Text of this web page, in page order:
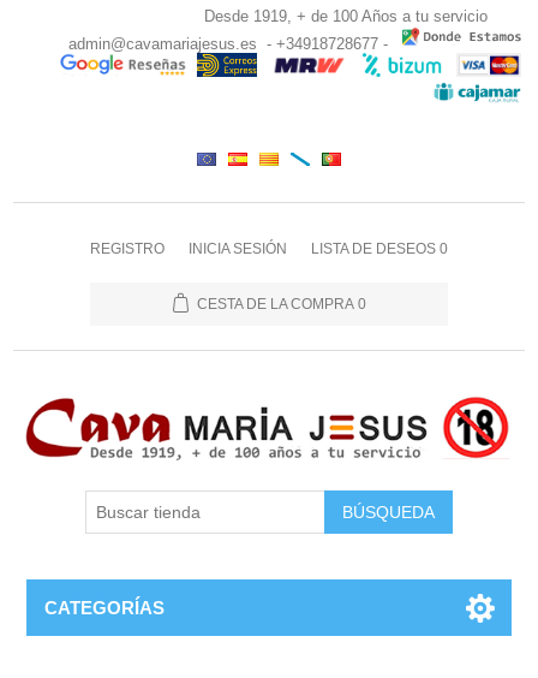
Desde 1919, + de 100 Años a tu servicio
admin@cavamariajesus.es
- +34918728677 -
REGISTRO INICIA SESIÓN LISTA DE DESEOS 0
CESTA DE LA COMPRA 0
CATEGORÍAS